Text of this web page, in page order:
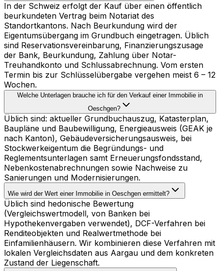
In der Schweiz erfolgt der Kauf über einen öffentlich
beurkundeten Vertrag beim Notariat des
Standortkantons. Nach Beurkundung wird der
Eigentumsübergang im Grundbuch eingetragen. Üblich
sind Reservationsvereinbarung, Finanzierungszusage
der Bank, Beurkundung, Zahlung über Notar-
Treuhandkonto und Schlussabrechnung. Vom ersten
Termin bis zur Schlüsselübergabe vergehen meist 6 – 12
Wochen.
Welche Unterlagen brauche ich für den Verkauf einer Immobilie in
Oeschgen?
Üblich sind: aktueller Grundbuchauszug, Katasterplan,
Baupläne und Baubewilligung, Energieausweis (GEAK je
nach Kanton), Gebäudeversicherungsausweis, bei
Stockwerkeigentum die Begründungs- und
Reglementsunterlagen samt Erneuerungsfondsstand,
Nebenkostenabrechnungen sowie Nachweise zu
Sanierungen und Modernisierungen.
Wie wird der Wert einer Immobilie in Oeschgen ermittelt?
Üblich sind hedonische Bewertung
(Vergleichswertmodell, von Banken bei
Hypothekenvergaben verwendet), DCF-Verfahren bei
Renditeobjekten und Realwertmethode bei
Einfamilienhäusern. Wir kombinieren diese Verfahren mit
lokalen Vergleichsdaten aus Aargau und dem konkreten
Zustand der Liegenschaft.